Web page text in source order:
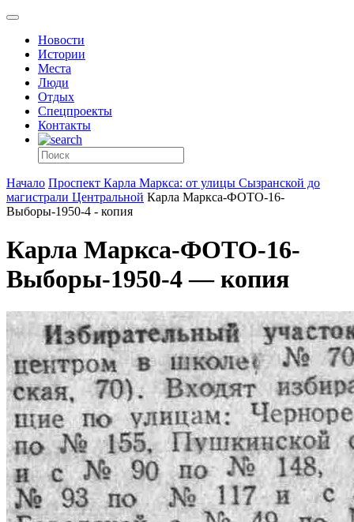
Новости
Истории
Места
Люди
Отдых
Спецпроекты
Контакты
Начало Проспект Карла Маркса: от улицы Сызранской до
магистрали Центральной Карла Маркса-ФОТО-16-
Выборы-1950-4 - копия
Карла Маркса-ФОТО-16-
Выборы-1950-4 — копия